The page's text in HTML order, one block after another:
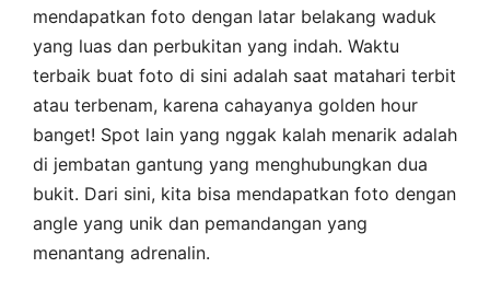
mendapatkan foto dengan latar belakang waduk
yang luas dan perbukitan yang indah. Waktu
terbaik buat foto di sini adalah saat matahari terbit
atau terbenam, karena cahayanya golden hour
banget! Spot lain yang nggak kalah menarik adalah
di jembatan gantung yang menghubungkan dua
bukit. Dari sini, kita bisa mendapatkan foto dengan
angle yang unik dan pemandangan yang
menantang adrenalin.